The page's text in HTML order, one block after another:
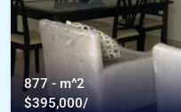
877 - m^2
$395,000/